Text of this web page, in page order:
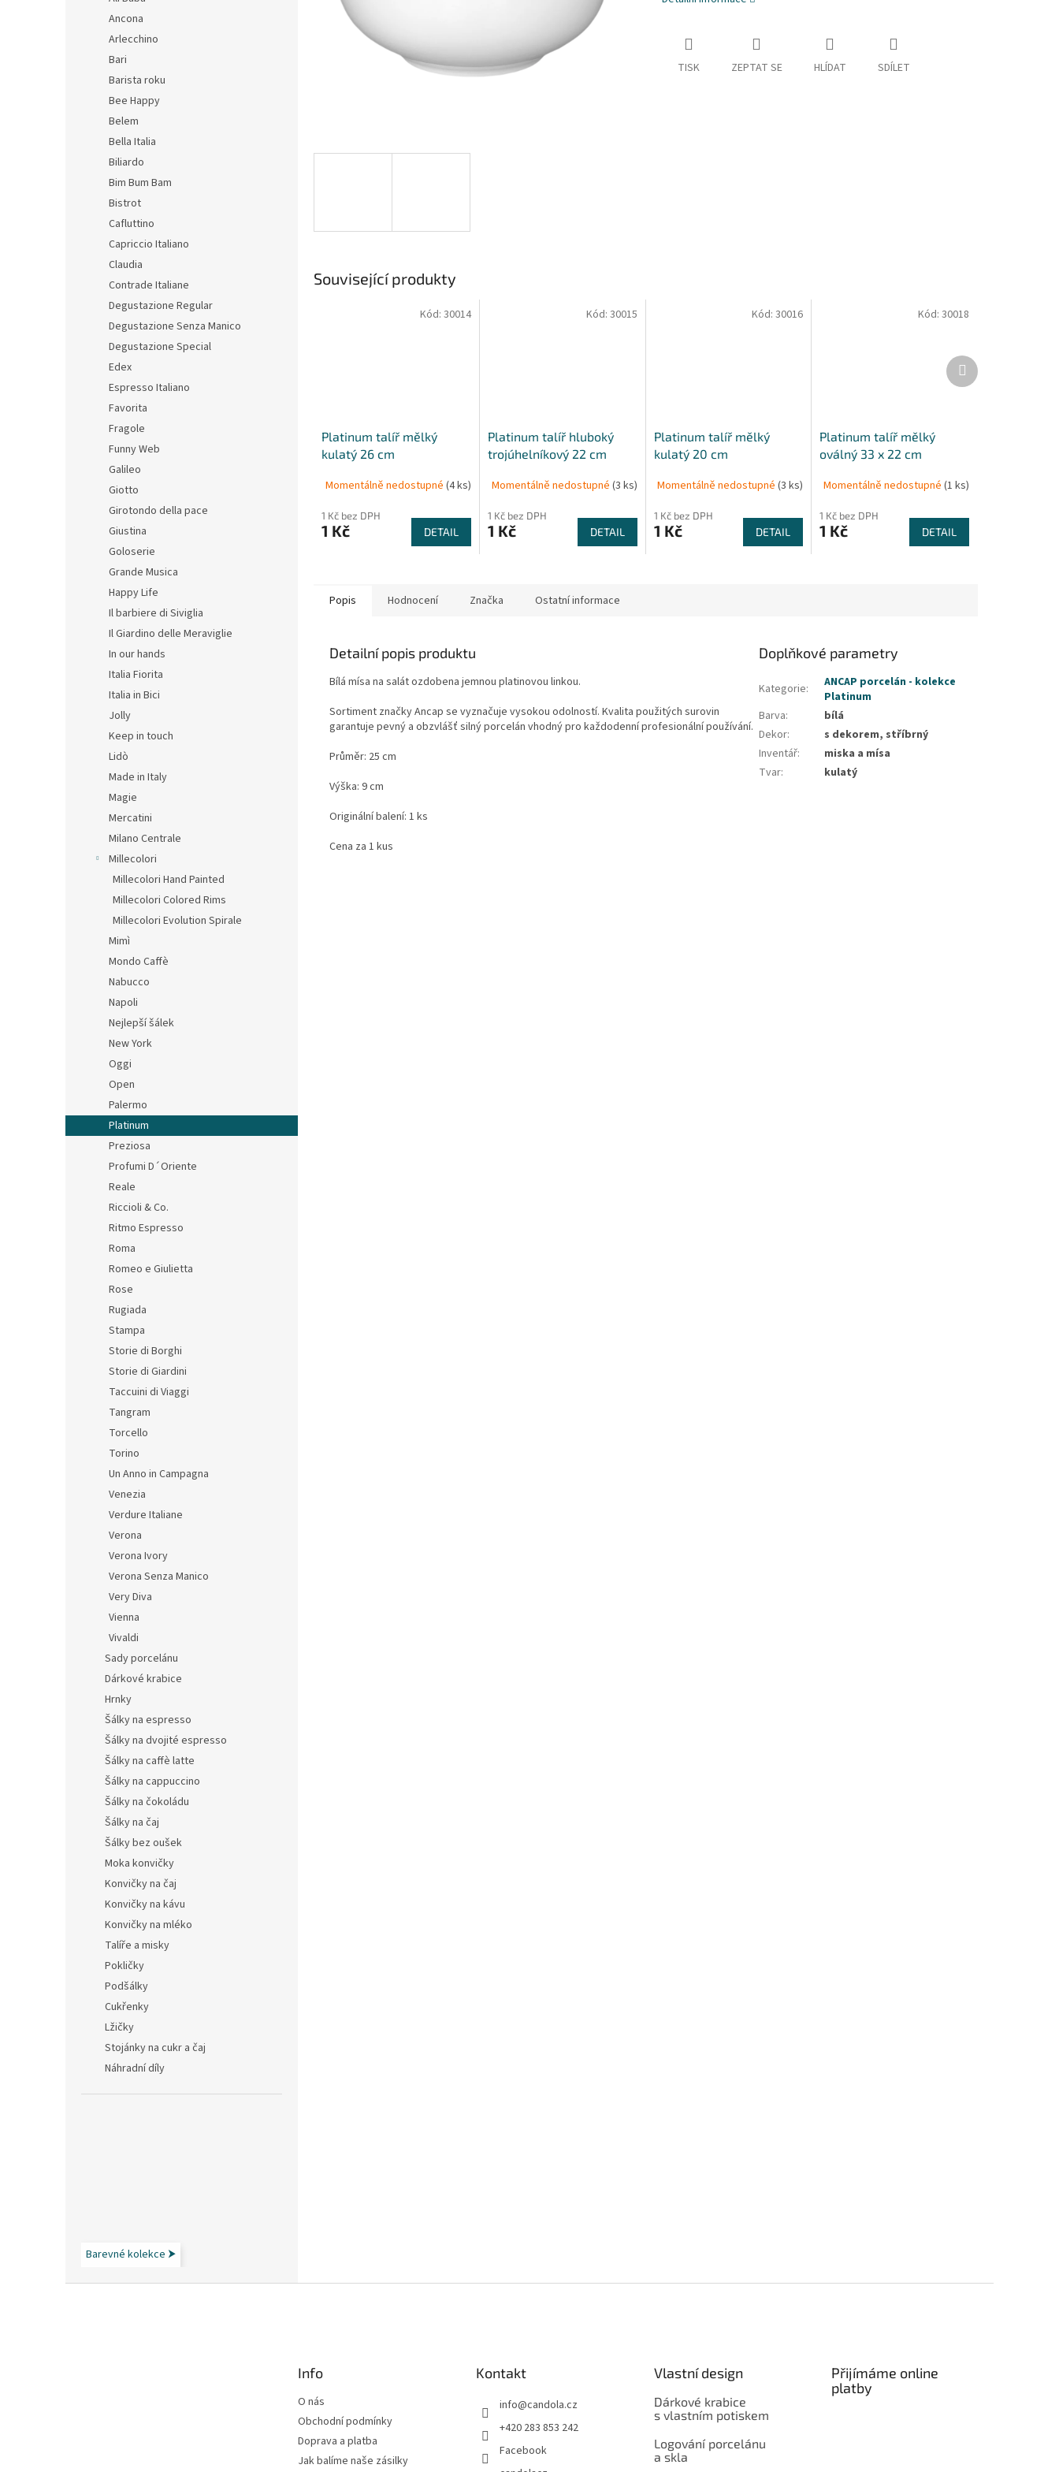
Ancona
Arlecchino
Bari
Barista roku
Bee Happy
Belem
Bella Italia
Biliardo
Bim Bum Bam
Bistrot
Cafluttino
Capriccio Italiano
Claudia
Contrade Italiane
Degustazione Regular
Degustazione Senza Manico
Degustazione Special
Edex
Espresso Italiano
Favorita
Fragole
Funny Web
Galileo
Giotto
Girotondo della pace
Giustina
Goloserie
Grande Musica
Happy Life
Il barbiere di Siviglia
Il Giardino delle Meraviglie
In our hands
Italia Fiorita
Italia in Bici
Jolly
Keep in touch
Lidò
Made in Italy
Magie
Mercatini
Milano Centrale
Millecolori
Millecolori Hand Painted
Millecolori Colored Rims
Millecolori Evolution Spirale
Mimì
Mondo Caffè
Nabucco
Napoli
Nejlepší šálek
New York
Oggi
Open
Palermo
Platinum
Preziosa
Profumi D´Oriente
Reale
Riccioli & Co.
Ritmo Espresso
Roma
Romeo e Giulietta
Rose
Rugiada
Stampa
Storie di Borghi
Storie di Giardini
Taccuini di Viaggi
Tangram
Torcello
Torino
Un Anno in Campagna
Venezia
Verdure Italiane
Verona
Verona Ivory
Verona Senza Manico
Very Diva
Vienna
Vivaldi
Sady porcelánu
Dárkové krabice
Hrnky
Šálky na espresso
Šálky na dvojité espresso
Šálky na caffè latte
Šálky na cappuccino
Šálky na čokoládu
Šálky na čaj
Šálky bez oušek
Moka konvičky
Konvičky na čaj
Konvičky na kávu
Konvičky na mléko
Talíře a misky
Pokličky
Podšálky
Cukřenky
Lžičky
Stojánky na cukr a čaj
Náhradní díly
Barevné kolekce ⮞
TISK ZEPTAT SE HLÍDAT SDÍLET
Související produkty
Platinum talíř mělký
kulatý 26 cm
Momentálně nedostupné (4 ks)
1 Kč bez DPH
1 Kč DETAIL
Kód: 30014
Platinum talíř hluboký
trojúhelníkový 22 cm
Momentálně nedostupné (3 ks)
1 Kč bez DPH
1 Kč DETAIL
Kód: 30015
Platinum talíř mělký
kulatý 20 cm
Momentálně nedostupné(3 ks)
1 Kč bez DPH
1 Kč DETAIL
Kód:30016
Platinum talíř mělký
oválný 33 x 22 cm
Momentálně nedostupné (1 ks)
1 Kč bez DPH
1 Kč DETAIL
Kód: 30018
Další
produkt
Popis Hodnocení Značka Ostatní informace
Detailní popis produktu
Bílá mísa na salát ozdobena jemnou platinovou linkou.
Sortiment značky Ancap se vyznačuje vysokou odolností. Kvalita použitých surovin
garantuje pevný a obzvlášť silný porcelán vhodný pro každodenní profesionální používání.
Průměr: 25 cm
Výška: 9 cm
Originální balení: 1 ks
Cena za 1 kus
Doplňkové parametry
Kategorie:
ANCAP porcelán - kolekce
Platinum
Barva:
bílá
Dekor:
s dekorem, stříbrný
Inventář:
miska a mísa
Tvar: kulatý
Info
O nás
Obchodní podmínky
Doprava a platba
Jak balíme naše zásilky
Kontakt
info@candola.cz
+420 283 853 242
Facebook
Vlastní design
Dárkové krabice
s vlastním potiskem
Logování porcelánu
a skla
Přijímáme online
platby